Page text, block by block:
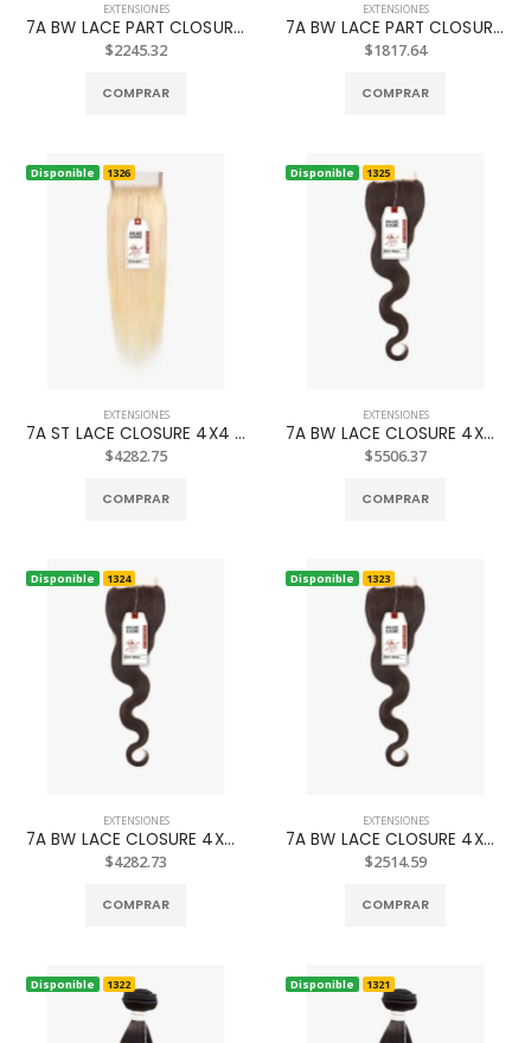
EXTENSIONES
7A BW LACE PART CLOSURE NAT. 18P
$2245.32
COMPRAR
EXTENSIONES
7A BW LACE PART CLOSURE NAT. 14P
$1817.64
COMPRAR
Disponible 1326
EXTENSIONES
7A ST LACE CLOSURE 4X4 NAT. 14P
$4282.75
COMPRAR
Disponible 1325
EXTENSIONES
7A BW LACE CLOSURE 4X4 NAT. 18P
$5506.37
COMPRAR
Disponible 1324
EXTENSIONES
7A BW LACE CLOSURE 4X4 NAT. 14P
$4282.73
COMPRAR
Disponible 1323
EXTENSIONES
7A BW LACE CLOSURE 4X4 NAT. 10P
$2514.59
COMPRAR
Disponible 1322 Disponible 1321